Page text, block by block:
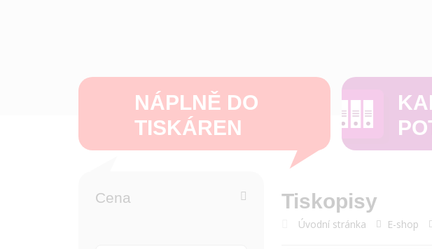
NÁPLNĚ DO
TISKÁREN
Cena Tiskopisy
Úvodní stránka E-shop